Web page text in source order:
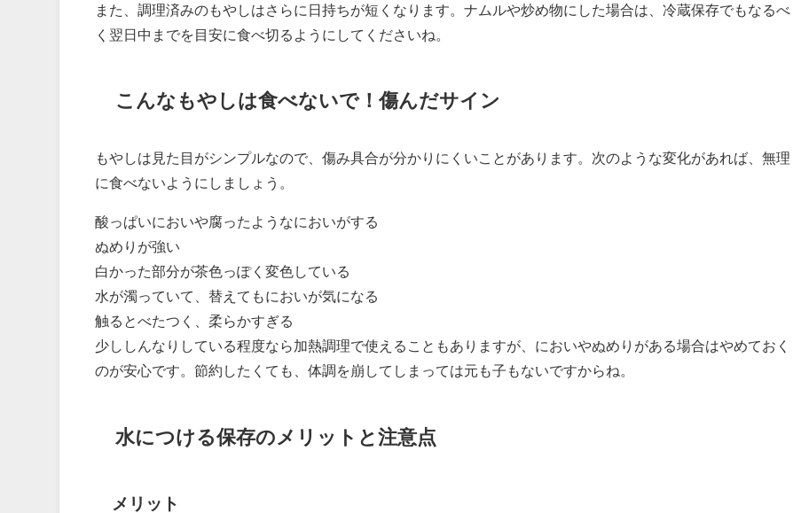
また、調理済みのもやしはさらに日持ちが短くなります。ナムルや炒め物にした場合は、冷蔵保存でもなるべ
く翌日中までを目安に食べ切るようにしてくださいね。
こんなもやしは食べないで！傷んだサイン
もやしは見た目がシンプルなので、傷み具合が分かりにくいことがあります。次のような変化があれば、無理
に食べないようにしましょう。
酸っぱいにおいや腐ったようなにおいがする
ぬめりが強い
白かった部分が茶色っぽく変色している
水が濁っていて、替えてもにおいが気になる
触るとべたつく、柔らかすぎる
少ししんなりしている程度なら加熱調理で使えることもありますが、においやぬめりがある場合はやめておく
のが安心です。節約したくても、体調を崩してしまっては元も子もないですからね。
水につける保存のメリットと注意点
メリット